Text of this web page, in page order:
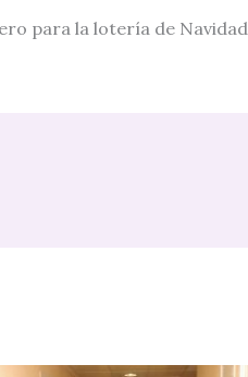
para la lotería de Navidad